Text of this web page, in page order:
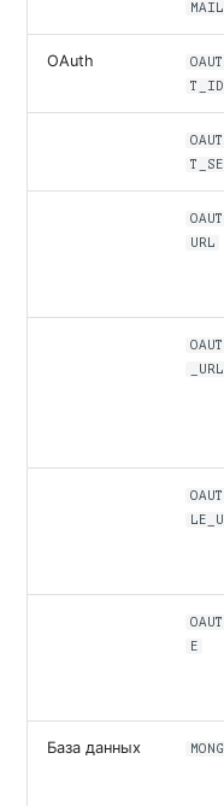
OAuth
T_ID
URL
_URL
E
База данных